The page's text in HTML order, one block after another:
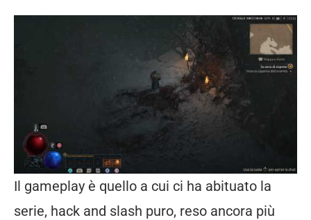
Il gameplay è quello a cui ci ha abituato la
serie, hack and slash puro, reso ancora più